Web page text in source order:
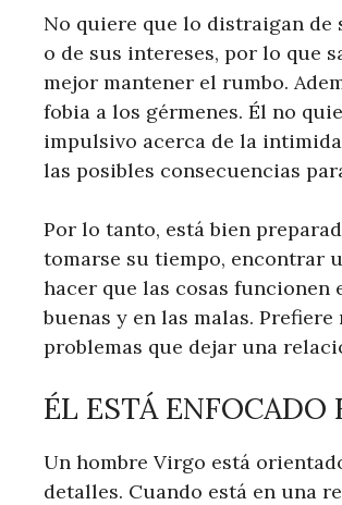
No quiere que lo distraigan de
o de sus intereses, por lo que
mejor mantener el rumbo.
fobia a los gérmenes. Él no
impulsivo acerca de la
las posibles consecuencias
Por lo tanto, está bien
tomarse su tiempo, encontrar
hacer que las cosas funcionen
buenas y en las malas. Prefiere
problemas que dejar una
ÉL ESTÁ ENFOCADO
Un hombre Virgo está
detalles. Cuando está en una